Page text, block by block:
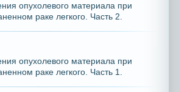
опухолевого материала при
раке легкого. Часть 2.
опухолевого материала при
раке легкого. Часть 1.